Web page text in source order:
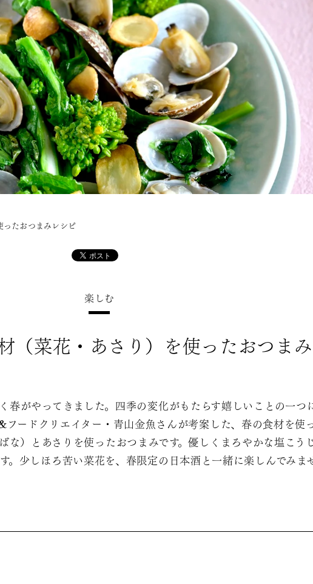
ったおつまみレシピ
楽しむ
（菜花・あさり）を使ったおつま
春がやってきました。四季の変化がもたらす嬉しいことの一つ
フードクリエイター・青山金魚さんが考案した、春の食材を使
な）とあさりを使ったおつまみです。優しくまろやかな塩こう
。少しほろ苦い菜花を、春限定の日本酒と一緒に楽しんでみま